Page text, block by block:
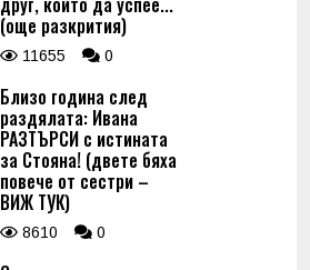
(още разкрития)
11655 0
Близо година след
раздялата: Ивана
РАЗТЪРСИ с истината
за Стояна! (двете бяха
повече от сестри –
ВИЖ ТУК)
8610 0